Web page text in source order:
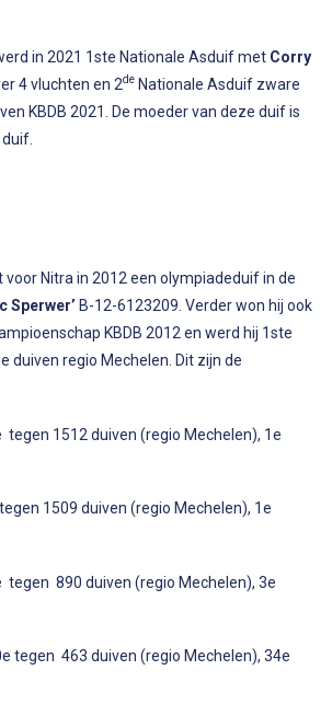
in 2021 1ste Nationale Asduif met Corry
4 vluchten en 2deNationale Asduif zware
KBDB 2021. De moeder van deze duif is
voor Nitra in 2012 een olympiadeduif in de
Sperwer’ B-12-6123209. Verder won hij ook
KBDB 2012 en werd hij 1ste
duiven regio Mechelen. Dit zijn de
tegen 1512 duiven (regio Mechelen), 1e
1509 duiven (regio Mechelen), 1e
tegen 890 duiven (regio Mechelen), 3e
tegen 463 duiven (regio Mechelen), 34e